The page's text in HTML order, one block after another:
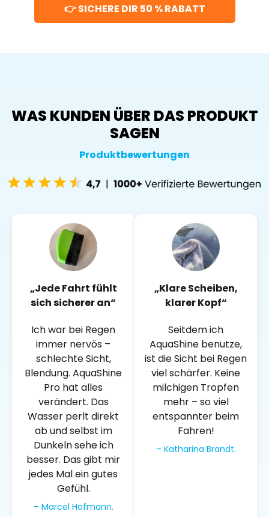
👉 SICHERE DIR 50 % RABATT
WAS KUNDEN ÜBER DAS PRODUKT
SAGEN
Produktbewertungen
„Jede Fahrt fühlt
sich sicherer an“
Ich war bei Regen
immer nervös –
schlechte Sicht,
Blendung. AquaShine
Pro hat alles
verändert. Das
Wasser perlt direkt
ab und selbst im
Dunkeln sehe ich
besser. Das gibt mir
jedes Mal ein gutes
Gefühl.
– Marcel Hofmann.
„Klare Scheiben,
klarer Kopf“
Seitdem ich
AquaShine benutze,
ist die Sicht bei Regen
viel schärfer. Keine
milchigen Tropfen
mehr – so viel
entspannter beim
Fahren!
– Katharina Brandt.